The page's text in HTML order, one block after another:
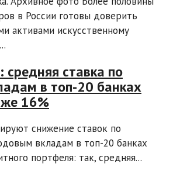
в России готовы доверить
активами искусственному
средняя ставка по
в топ-20 банках
16%
снижение ставок по
вкладам в топ-20 банках
портфеля: так, средняя...